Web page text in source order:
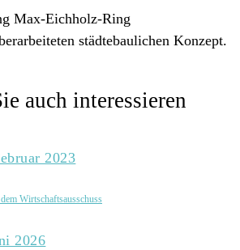
Max-Eichholz-Ring
städtebaulichen Konzept.
auch interessieren
2023
Wirtschaftsausschuss
2026